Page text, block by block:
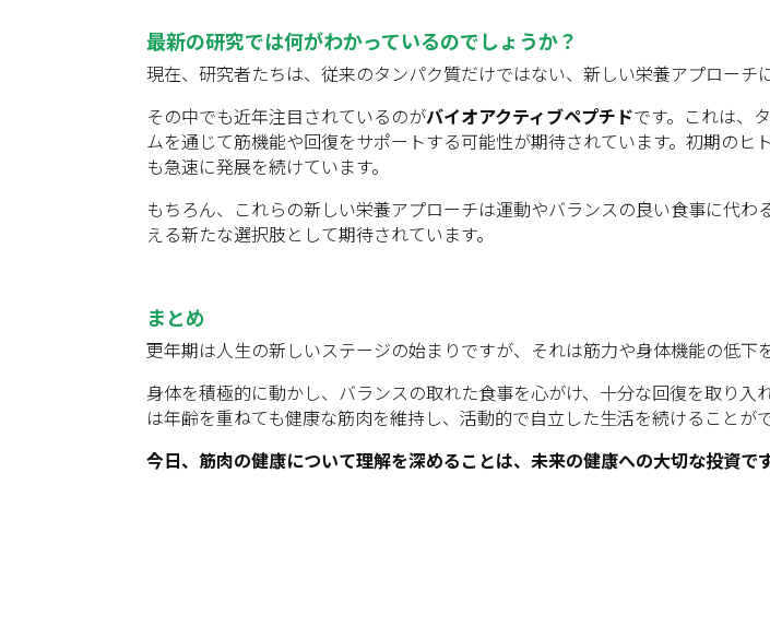
最新の研究では何がわかっているのでしょうか？
現在、研究者たちは、従来のタンパク質だけではない、新しい栄養アプローチ
その中でも近年注目されているのがバイオアクティブペプチドです。これは、
ムを通じて筋機能や回復をサポートする可能性が期待されています。初期の
も急速に発展を続けています。
もちろん、これらの新しい栄養アプローチは運動やバランスの良い食事に代
える新たな選択肢として期待されています。
まとめ
更年期は人生の新しいステージの始まりですが、それは筋力や身体機能の低下
身体を積極的に動かし、バランスの取れた食事を心がけ、十分な回復を取り
は年齢を重ねても健康な筋肉を維持し、活動的で自立した生活を続けることがで
今日、筋肉の健康について理解を深めることは、未来の健康への大切な投資です